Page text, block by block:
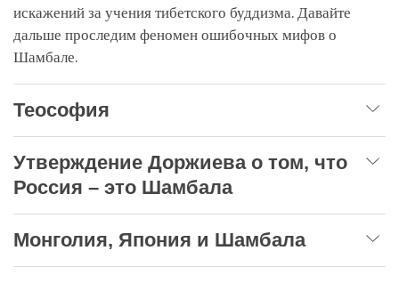
искажений за учения тибетского буддизма. Давайте
дальше проследим феномен ошибочных мифов о
Шамбале.
Теософия
Утверждение Доржиева о том, что
Россия – это Шамбала
Монголия, Япония и Шамбала